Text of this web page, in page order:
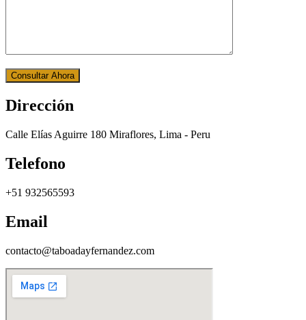
Dirección
Calle Elías Aguirre 180 Miraflores, Lima - Peru
Telefono
+51 932565593
Email
contacto@taboadayfernandez.com